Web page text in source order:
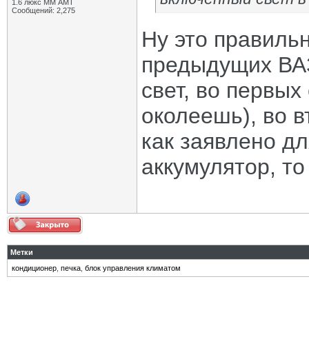
1.6 люкс ММ АМТ
Сообщений: 2,275
Ну это
предыдущих
свет, во
околеешь), во
как заявлено
аккумулятор,
Метки
кондиционер печка блок управления климатом